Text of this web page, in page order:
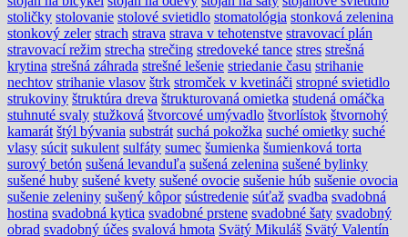
stoličky stolovanie stolové svietidlo stomatológia stonková zelenina
stonkový zeler strach strava strava v tehotenstve stravovací plán
stravovací režim strecha strečing stredoveké tance stres strešná
krytina strešná záhrada strešné lešenie striedanie času strihanie
nechtov strihanie vlasov štrk stromček v kvetináči stropné svietidlo
strukoviny štruktúra dreva štrukturovaná omietka studená omáčka
stuhnuté svaly stužková štvorcové umývadlo štvorlístok štvornohý
kamarát štýl bývania substrát suchá pokožka suché omietky suché
vlasy súcit sukulent sulfáty sumec šumienka šumienková torta
surový betón sušená levanduľa sušená zelenina sušené bylinky
sušené huby sušené kvety sušené ovocie sušenie húb sušenie ovocia
sušenie zeleniny sušený kôpor sústredenie súťaž svadba svadobná
hostina svadobná kytica svadobné prstene svadobné šaty svadobný
obrad svadobný účes svalová hmota Svätý Mikuláš Svätý Valentín